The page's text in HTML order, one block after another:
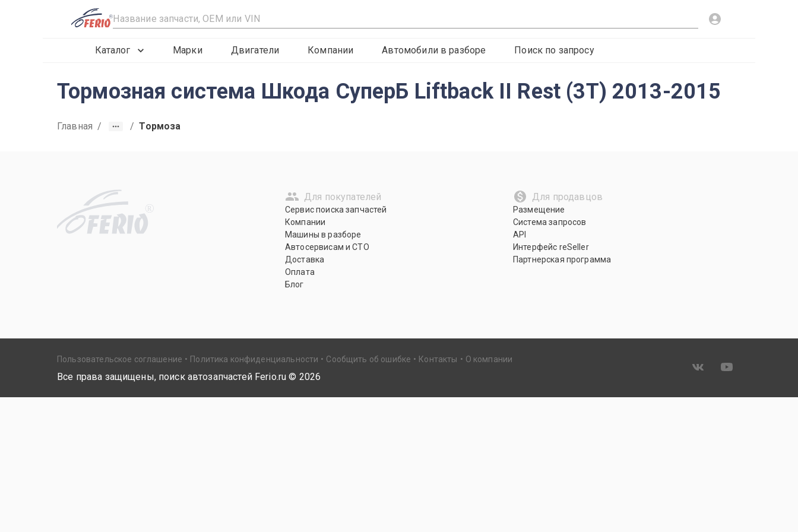
R
Каталог Марки Двигатели Компании Автомобили в разборе Поиск по запросу
Тормозная система Шкода СуперБ Liftback II Rest (3T) 2013-2015
Главная / / Тормоза
R
Для покупателей
Сервис поиска запчастей
Компании
Машины в разборе
Автосервисам и СТО
Доставка
Оплата
Блог
Для продавцов
Размещение
Система запросов
API
Интерфейс reSeller
Партнерская программа
Пользовательское соглашение Политика конфиденциальности Сообщить об ошибке Контакты О компании
Все права защищены, поиск автозапчастей Ferio.ru © 2026